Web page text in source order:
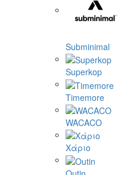
Subminimal
Superkop
Timemore
WACACO
Χάριο